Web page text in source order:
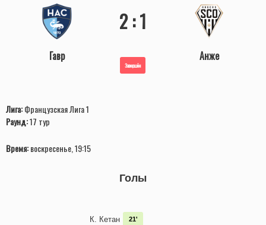
Гавр
2 : 1
Завершён
Анже
Лига:Французская Лига 1
Раунд:17 тур
Время:воскресенье, 19:15
Голы
К. Кетан
21'